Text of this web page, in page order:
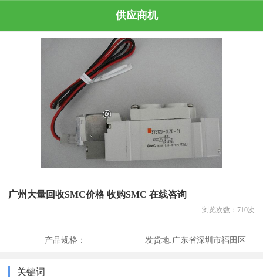
供应商机
广州大量回收SMC价格 收购SMC 在线咨询
浏览次数： 710次
产品规格： 发货地:广东省深圳市福田区
关键词